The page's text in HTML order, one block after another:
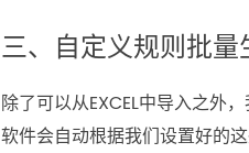
三、自定义规则批量
除了可以从EXCEL中导入之外
软件会自动根据我们设置好的